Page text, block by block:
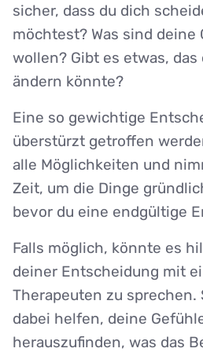
sicher, dass du dich
möchtest? Was sind deine
wollen? Gibt es etwas,
ändern könnte?
Eine so gewichtige
überstürzt getroffen
alle Möglichkeiten und
Zeit, um die Dinge
bevor du eine endgültige
Falls möglich, könnte es
deiner Entscheidung mit
Therapeuten zu sprechen.
dabei helfen, deine
herauszufinden, was das